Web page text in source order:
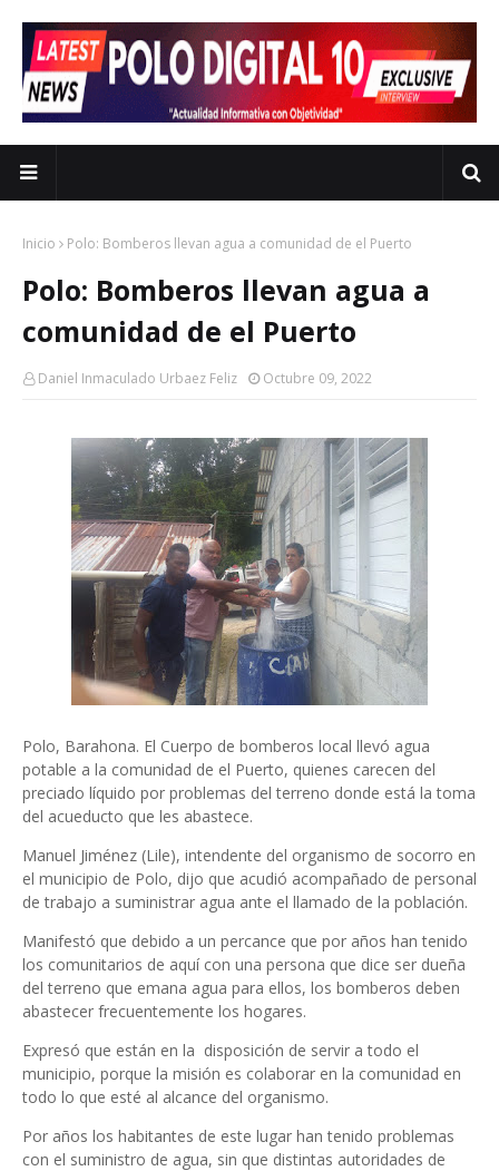
Inicio Polo: Bomberos llevan agua a comunidad de el Puerto
Polo: Bomberos llevan agua a
comunidad de el Puerto
Daniel Inmaculado Urbaez Feliz Octubre 09, 2022
Polo, Barahona. El Cuerpo de bomberos local llevó agua
potable a la comunidad de el Puerto, quienes carecen del
preciado líquido por problemas del terreno donde está la toma
del acueducto que les abastece.
Manuel Jiménez (Lile), intendente del organismo de socorro en
el municipio de Polo, dijo que acudió acompañado de personal
de trabajo a suministrar agua ante el llamado de la población.
Manifestó que debido a un percance que por años han tenido
los comunitarios de aquí con una persona que dice ser dueña
del terreno que emana agua para ellos, los bomberos deben
abastecer frecuentemente los hogares.
Expresó que están en la disposición de servir a todo el
municipio, porque la misión es colaborar en la comunidad en
todo lo que esté al alcance del organismo.
Por años los habitantes de este lugar han tenido problemas
con el suministro de agua, sin que distintas autoridades de